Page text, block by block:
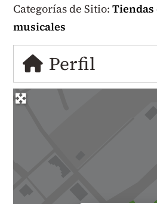
Categorías de Sitio:
musicales
Perfil